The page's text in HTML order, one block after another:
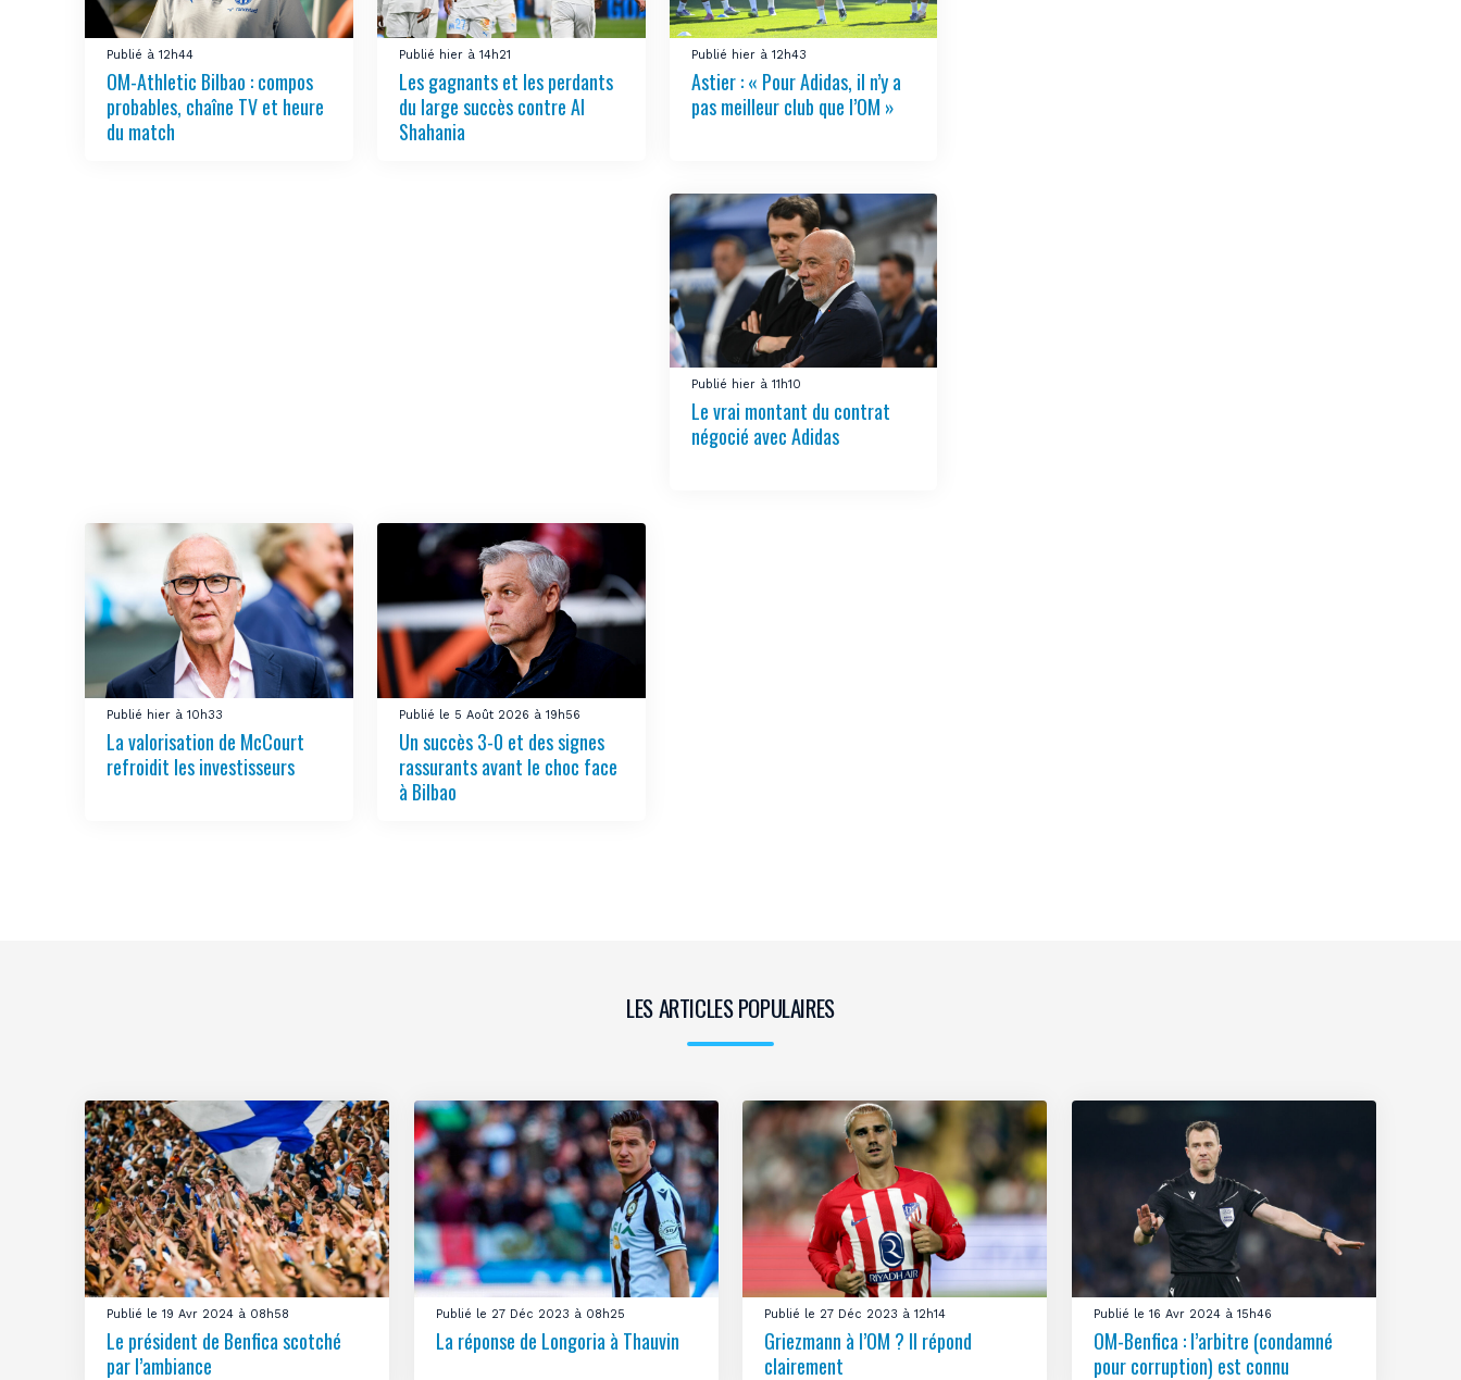
Publié à 12h44
OM-Athletic Bilbao : compos
probables, chaîne TV et heure
du match
Publié hier à 14h21
Les gagnants et les perdants
du large succès contre Al
Shahania
Publié hier à 12h43
Astier : « Pour Adidas, il n’y a
pas meilleur club que l’OM »
Publié hier à 11h10
Le vrai montant du contrat
négocié avec Adidas
Publié hier à 10h33
La valorisation de McCourt
refroidit les investisseurs
Publié le 5 Août 2026 à 19h56
Un succès 3-0 et des signes
rassurants avant le choc face
à Bilbao
LES ARTICLES POPULAIRES
Publié le 19 Avr 2024 à 08h58
Le président de Benfica scotché
par l’ambiance
Publié le 27 Déc 2023 à 08h25
La réponse de Longoria à Thauvin
Publié le 27 Déc 2023 à 12h14
Griezmann à l’OM ? Il répond
clairement
Publié le 16 Avr 2024 à 15h46
OM-Benfica : l’arbitre (condamné
pour corruption) est connu